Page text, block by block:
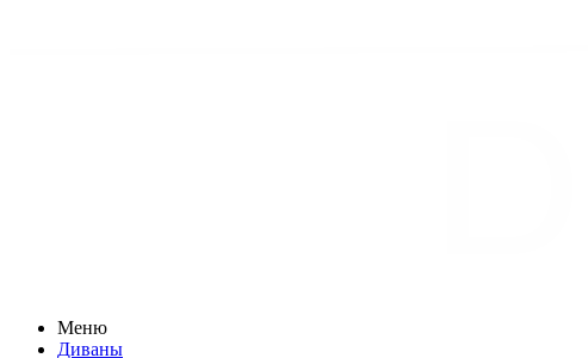
Меню
Диваны